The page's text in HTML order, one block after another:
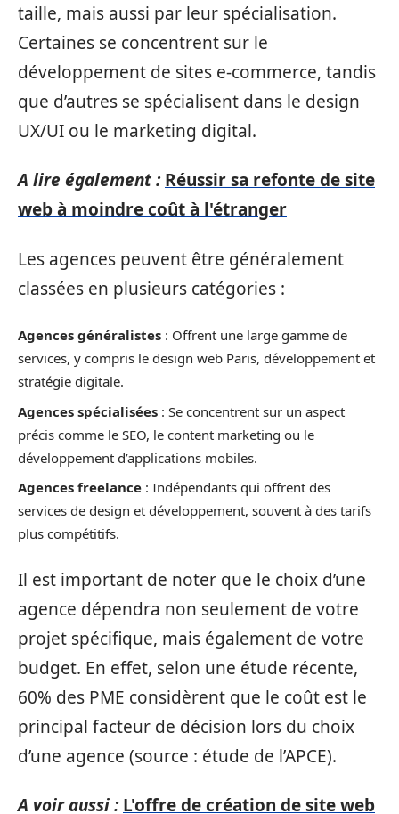
taille, mais aussi par leur spécialisation.
Certaines se concentrent sur le
développement de sites e-commerce, tandis
que d’autres se spécialisent dans le design
UX/UI ou le marketing digital.
A lire également : Réussir sa refonte de site
web à moindre coût à l'étranger
Les agences peuvent être généralement
classées en plusieurs catégories :
Agences généralistes : Offrent une large gamme de
services, y compris le design web Paris, développement et
stratégie digitale.
Agences spécialisées : Se concentrent sur un aspect
précis comme le SEO, le content marketing ou le
développement d’applications mobiles.
Agences freelance : Indépendants qui offrent des
services de design et développement, souvent à des tarifs
plus compétitifs.
Il est important de noter que le choix d’une
agence dépendra non seulement de votre
projet spécifique, mais également de votre
budget. En effet, selon une étude récente,
60% des PME considèrent que le coût est le
principal facteur de décision lors du choix
d’une agence (source : étude de l’APCE).
A voir aussi : L'offre de création de site web